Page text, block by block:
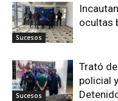
Sucesos
ocultas
Sucesos
Trató
policial